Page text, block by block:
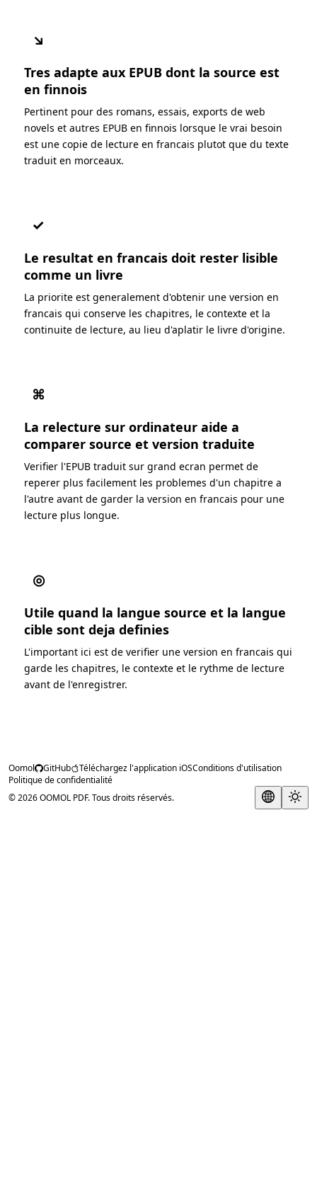
↘
Tres adapte aux EPUB dont la source est
en finnois
Pertinent pour des romans, essais, exports de web
novels et autres EPUB en finnois lorsque le vrai besoin
est une copie de lecture en francais plutot que du texte
traduit en morceaux.
✓
Le resultat en francais doit rester lisible
comme un livre
La priorite est generalement d'obtenir une version en
francais qui conserve les chapitres, le contexte et la
continuite de lecture, au lieu d'aplatir le livre d'origine.
⌘
La relecture sur ordinateur aide a
comparer source et version traduite
Verifier l'EPUB traduit sur grand ecran permet de
reperer plus facilement les problemes d'un chapitre a
l'autre avant de garder la version en francais pour une
lecture plus longue.
◎
Utile quand la langue source et la langue
cible sont deja definies
L'important ici est de verifier une version en francais qui
garde les chapitres, le contexte et le rythme de lecture
avant de l'enregistrer.
Oomol GitHub Téléchargez l'application iOSConditions d'utilisation
Politique de confidentialité
© 2026 OOMOL PDF. Tous droits réservés.